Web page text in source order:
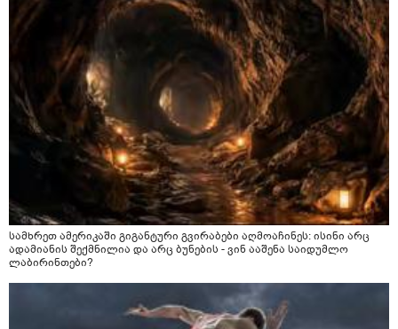
სამხრეთ ამერიკაში გიგანტური გვირაბები აღმოაჩინეს: ისინი არც
ადამიანის შექმნილია და არც ბუნების - ვინ ააშენა საიდუმლო
ლაბირინთები?